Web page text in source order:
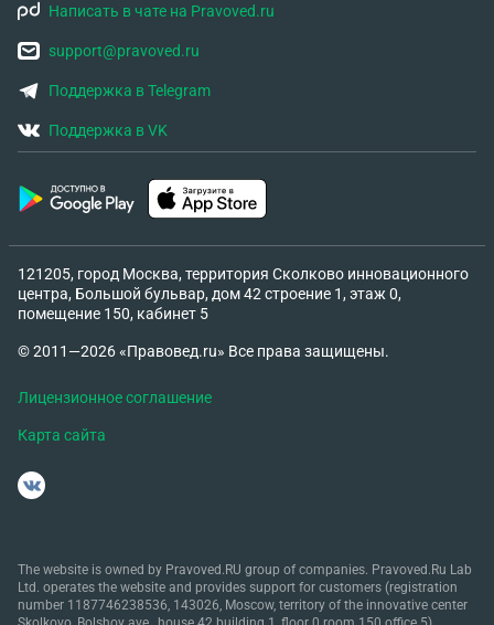
Написать в чате на Pravoved.ru
support@pravoved.ru
Поддержка в Telegram
Поддержка в VK
121205, город Москва, территория Сколково инновационного
центра, Большой бульвар, дом 42 строение 1, этаж 0,
помещение 150, кабинет 5
© 2011—2026 «Правовед.ru» Все права защищены.
Лицензионное соглашение
Карта сайта
The website is owned by Pravoved.RU group of companies. Pravoved.Ru Lab
Ltd. operates the website and provides support for customers (registration
number 1187746238536, 143026, Moscow, territory of the innovative center